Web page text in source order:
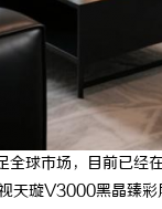
全球市场，目前已
天璇V3000黑晶臻